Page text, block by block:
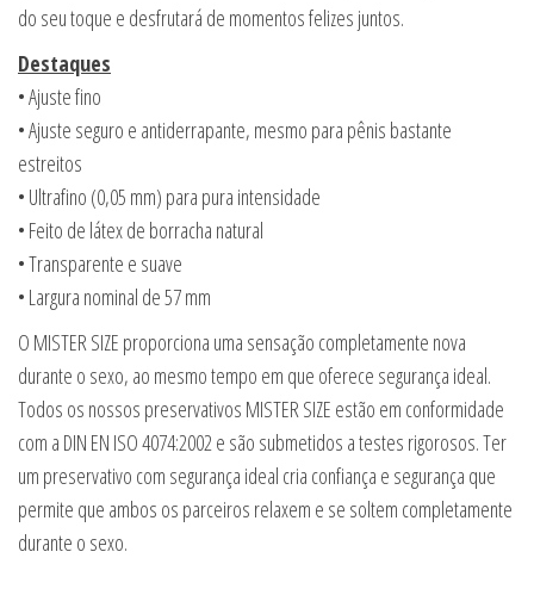
do seu toque e desfrutará de momentos felizes juntos.
Destaques
• Ajuste fino
• Ajuste seguro e antiderrapante, mesmo para pênis bastante
estreitos
• Ultrafino (0,05 mm) para pura intensidade
• Feito de látex de borracha natural
• Transparente e suave
• Largura nominal de 57 mm
O MISTER SIZE proporciona uma sensação completamente nova
durante o sexo, ao mesmo tempo em que oferece segurança ideal.
Todos os nossos preservativos MISTER SIZE estão em conformidade
com a DIN EN ISO 4074:2002 e são submetidos a testes rigorosos. Ter
um preservativo com segurança ideal cria confiança e segurança que
permite que ambos os parceiros relaxem e se soltem completamente
durante o sexo.